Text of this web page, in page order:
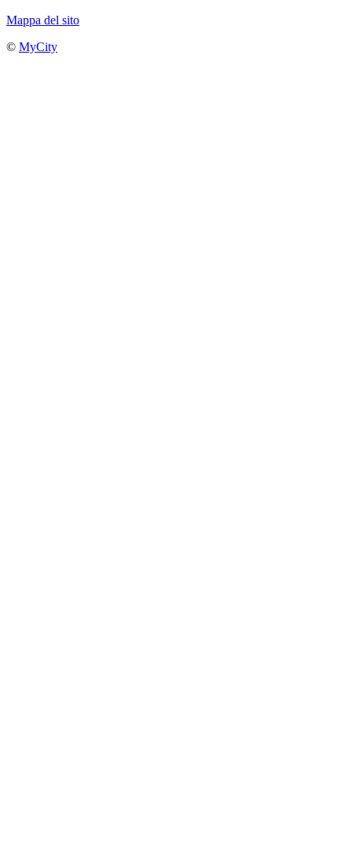
Mappa del sito
© MyCity